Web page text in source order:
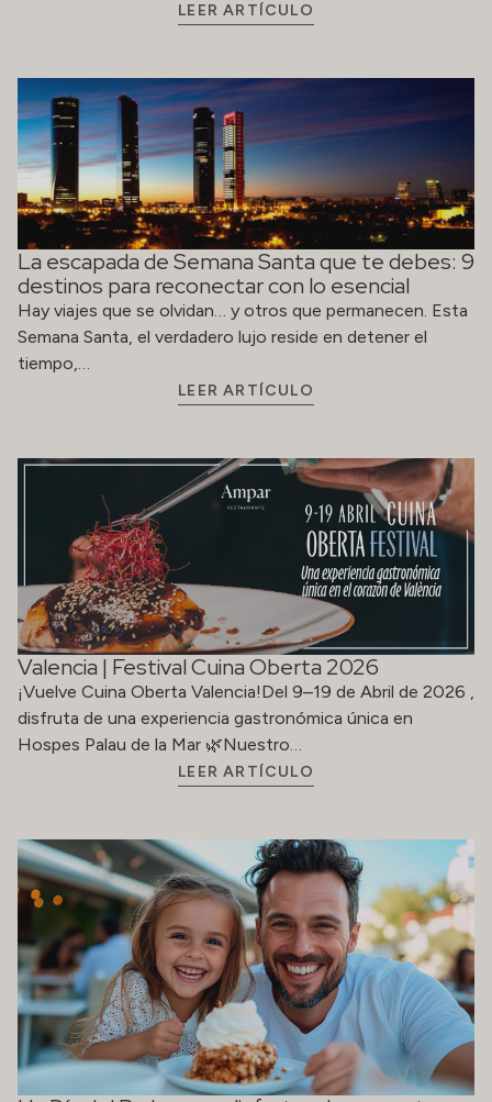
LEER ARTÍCULO
La escapada de Semana Santa que te debes: 9
destinos para reconectar con lo esencial
Hay viajes que se olvidan… y otros que permanecen. Esta
Semana Santa, el verdadero lujo reside en detener el
tiempo,…
LEER ARTÍCULO
Valencia | Festival Cuina Oberta 2026
¡Vuelve Cuina Oberta Valencia!Del 9–19 de Abril de 2026 ,
disfruta de una experiencia gastronómica única en
Hospes Palau de la Mar 🌿Nuestro…
LEER ARTÍCULO